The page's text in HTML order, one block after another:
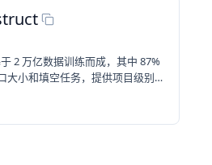
2 万亿数据训练而成，其中 87%
大小和填空任务，提供项目级别的